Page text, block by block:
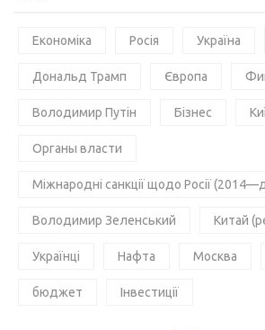
Економіка Росія Україна
Дональд Трамп Європа
Володимир Путін Бізнес
Органы власти
Міжнародні санкції щодо Росії
Володимир Зеленський Китай
Українці Нафта Москва
бюджет Інвестиції